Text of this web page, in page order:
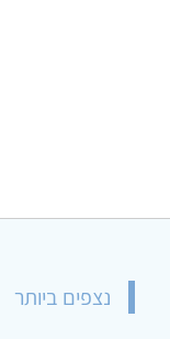
נצפים ביותר